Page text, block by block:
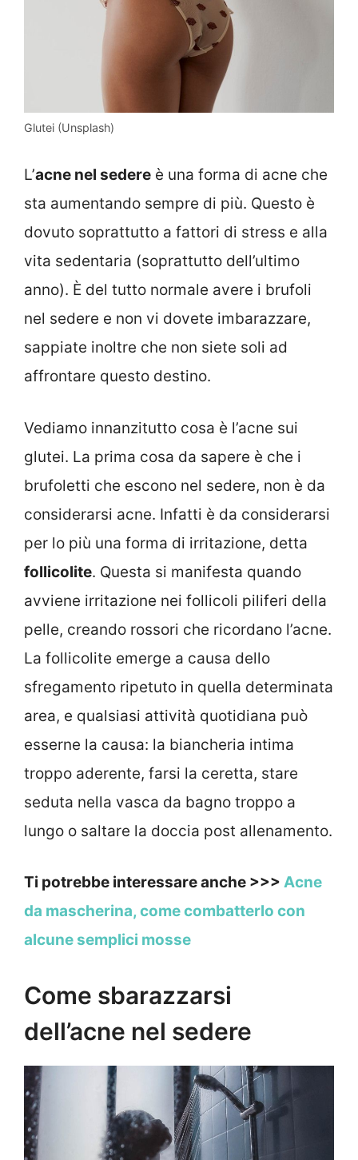
Glutei (Unsplash)
L’acne nel sedere è una forma di acne che
sta aumentando sempre di più. Questo è
dovuto soprattutto a fattori di stress e alla
vita sedentaria (soprattutto dell’ultimo
anno). È del tutto normale avere i brufoli
nel sedere e non vi dovete imbarazzare,
sappiate inoltre che non siete soli ad
affrontare questo destino.
Vediamo innanzitutto cosa è l’acne sui
glutei. La prima cosa da sapere è che i
brufoletti che escono nel sedere, non è da
considerarsi acne. Infatti è da considerarsi
per lo più una forma di irritazione, detta
follicolite. Questa si manifesta quando
avviene irritazione nei follicoli piliferi della
pelle, creando rossori che ricordano l’acne.
La follicolite emerge a causa dello
sfregamento ripetuto in quella determinata
area, e qualsiasi attività quotidiana può
esserne la causa: la biancheria intima
troppo aderente, farsi la ceretta, stare
seduta nella vasca da bagno troppo a
lungo o saltare la doccia post allenamento.
Ti potrebbe interessare anche >>> Acne
da mascherina, come combatterlo con
alcune semplici mosse
Come sbarazzarsi
dell’acne nel sedere